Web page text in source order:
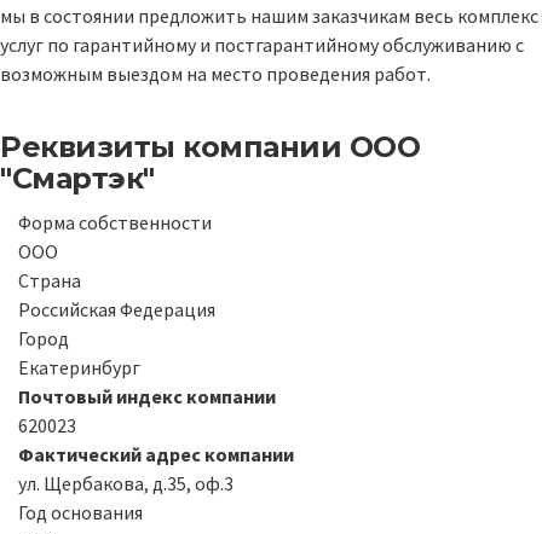
мы в состоянии предложить нашим заказчикам весь комплекс
услуг по гарантийному и постгарантийному обслуживанию с
возможным выездом на место проведения работ.
Реквизиты компании ООО
"Смартэк"
Форма собственности
ООО
Страна
Российская Федерация
Город
Екатеринбург
Почтовый индекс компании
620023
Фактический адрес компании
ул. Щербакова, д.35, оф.3
Год основания